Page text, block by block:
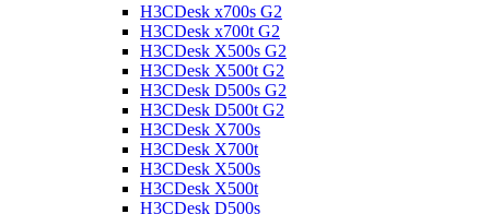
H3CDesk x700s G2
H3CDesk x700t G2
H3CDesk X500s G2
H3CDesk X500t G2
H3CDesk D500s G2
H3CDesk D500t G2
H3CDesk X700s
H3CDesk X700t
H3CDesk X500s
H3CDesk X500t
H3CDesk D500s